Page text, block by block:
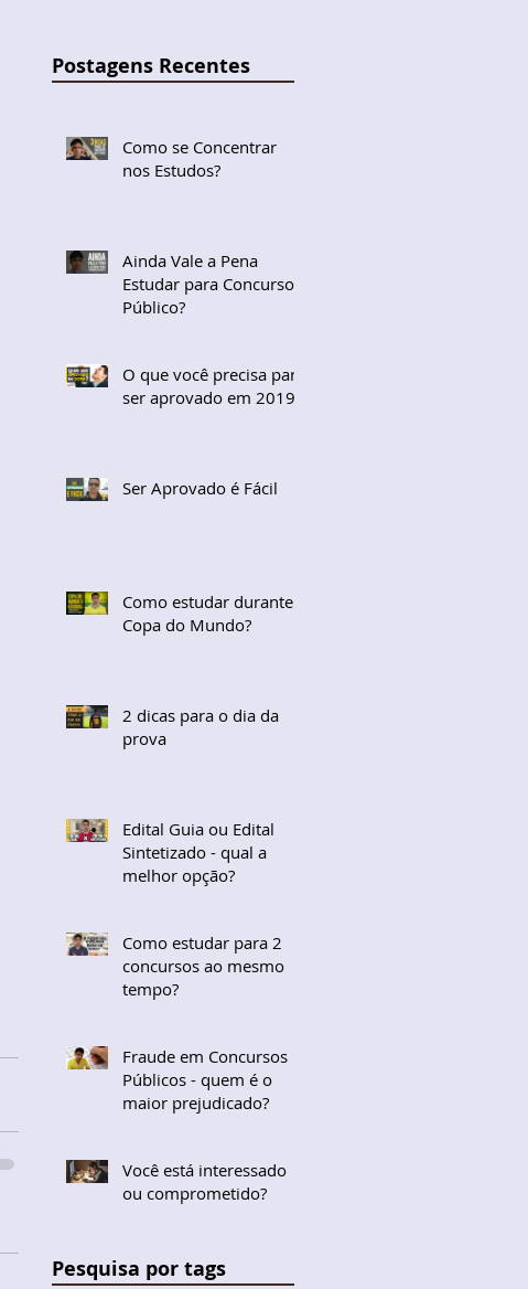
Postagens Recentes
Como se Concentrar
nos Estudos?
Ainda Vale a Pena
Estudar para Concurso
Público?
O que você precisa para
ser aprovado em 2019?
Ser Aprovado é Fácil
Como estudar durante a
Copa do Mundo?
2 dicas para o dia da
prova
Edital Guia ou Edital
Sintetizado - qual a
melhor opção?
Como estudar para 2
concursos ao mesmo
tempo?
Fraude em Concursos
Públicos - quem é o
maior prejudicado?
Você está interessado
ou comprometido?
Pesquisa por tags